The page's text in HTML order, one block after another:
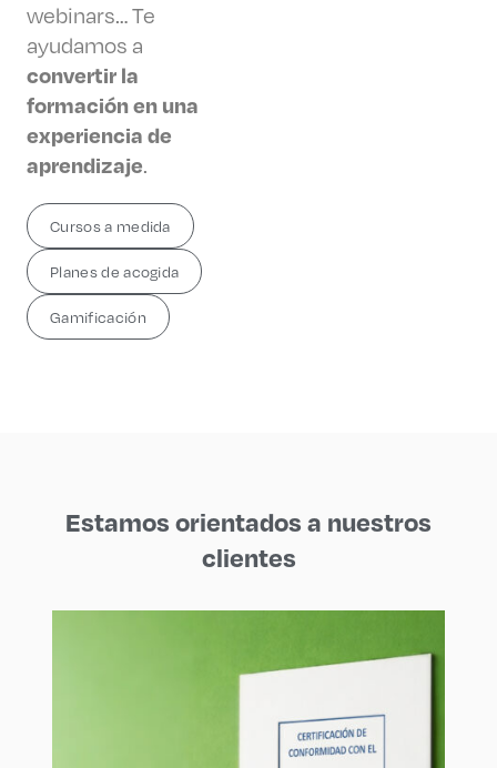
webinars… Te
ayudamos a
convertir la
formación en una
experiencia de
aprendizaje.
Cursos a medida
Planes de acogida
Gamificación
Estamos orientados a nuestros
clientes